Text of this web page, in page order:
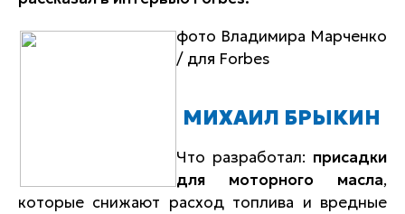
фото Владимира Марченко
/ для Forbes
МИХАИЛ БРЫКИН
Что разработал: присадки
для моторного масла,
которые снижают расход топлива и вредные